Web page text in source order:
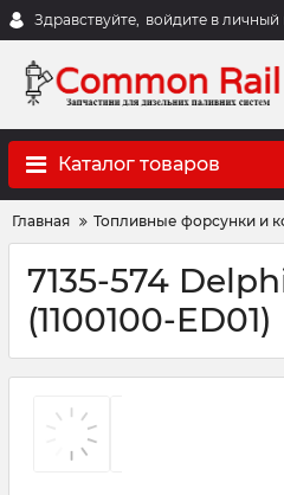
Здравствуйте, войдите в личный
Каталог товаров
Главная Топливные форсунки и
7135-574
(1100100-ED01)